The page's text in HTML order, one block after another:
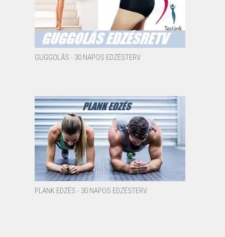
GUGGOLÁS - 30 NAPOS EDZÉSTERV
PLANK EDZÉS - 30 NAPOS EDZÉSTERV